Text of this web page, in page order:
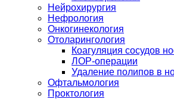
Нейрохирургия
Нефрология
Онкогинекология
Отоларингология
Коагуляция сосудов
ЛОР-операции
Удаление полипов в
Офтальмология
Проктология